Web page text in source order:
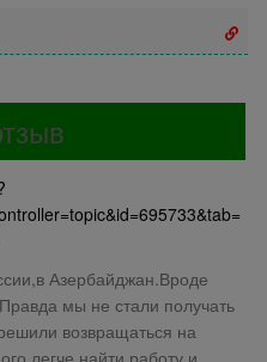
Азербайджан.Вроде
мы не стали получать
возвращаться на
легче найти работу и